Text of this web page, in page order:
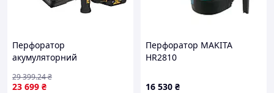
Перфоратор
акумуляторний
DeWALT DCH172P2
23 699 ₴
29 399.24₴
Перфоратор MAKITA
HR2810
16 530 ₴